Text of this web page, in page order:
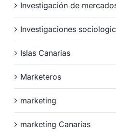
Investigación de
Investigaciones
Islas Canarias
Marketeros
marketing
marketing Canarias